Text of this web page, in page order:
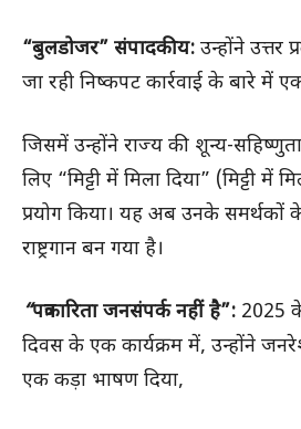
“बुलडोजर” संपादकीय: उन्होंने उत्तर
जा रही निष्कपट कार्रवाई के बारे में
जिसमें उन्होंने राज्य की शून्य-
लिए “मिट्टी में मिला दिया” (मिट्टी में
प्रयोग किया। यह अब उनके
राष्ट्रगान बन गया है।
“पत्रकारिता जनसंपर्क नहीं है”: 2025 के
दिवस के एक कार्यक्रम में, उन्होंने
एक कड़ा भाषण दिया,